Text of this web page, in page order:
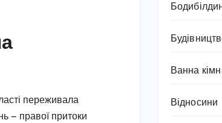
переживала
— правої притоки
Ванна
Відносини